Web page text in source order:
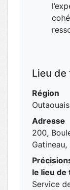
Lieu de
Région
Outaouais
Adresse
200,
Gatineau,
le lieu de
Service